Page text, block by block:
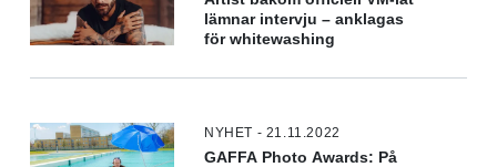
lämnar intervju – anklagas
för whitewashing
NYHET - 21.11.2022
GAFFA Photo Awards: På